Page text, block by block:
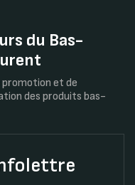
du Bas-
promotion et de
des produits bas-